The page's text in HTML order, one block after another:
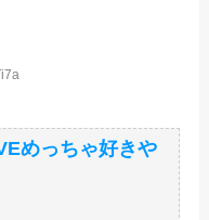
めっちゃ好きや